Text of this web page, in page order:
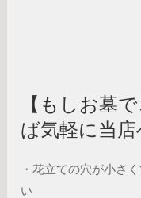
【もしお墓
ば気軽に当
・花立ての穴が小さ
い